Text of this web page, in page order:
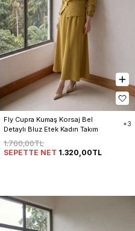
Fly Cupra Kumaş Korsaj Bel
Detaylı Bluz Etek Kadın Takım
+3
1.760,00TL
SEPETTE NET 1.320,00TL